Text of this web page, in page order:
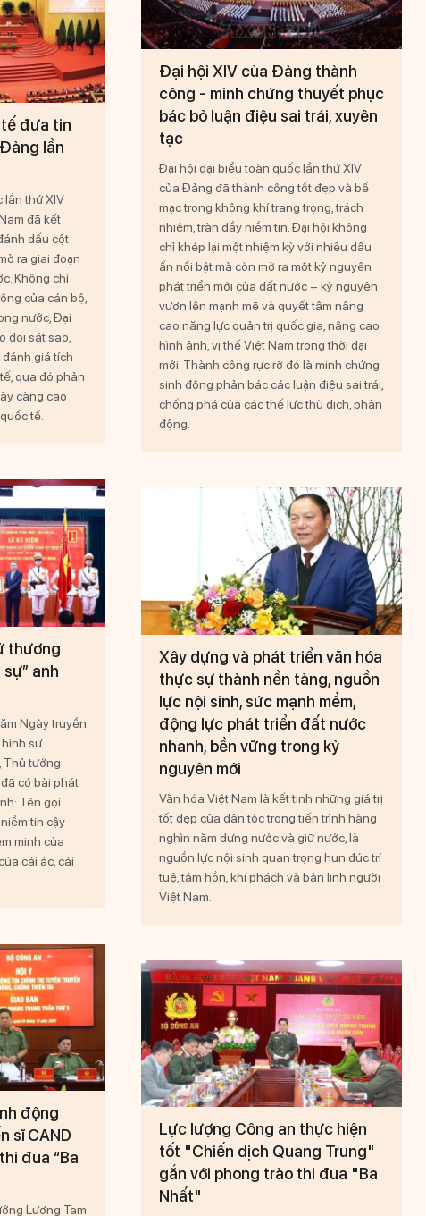
đưa tin
lần
lần thứ XIV
đã kết
dấu cột
ra giai đoạn
Không chỉ
của cán bộ,
nước, Đại
dõi sát sao,
giá tích
qua đó phản
càng cao
tế.
thương
anh
Ngày truyền
sự
tướng
có bài phát
Tên gọi
tin cậy
minh của
cái ác, cái
động
sĩ CAND
đua “Ba
Lương Tam
Đại hội XIV của Đảng thành
công - minh chứng thuyết phục
bác bỏ luận điệu sai trái, xuyên
tạc
Đại hội đại biểu toàn quốc lần thứ XIV
của Đảng đã thành công tốt đẹp và bế
mạc trong không khí trang trọng, trách
nhiệm, tràn đầy niềm tin. Đại hội không
chỉ khép lại một nhiệm kỳ với nhiều dấu
ấn nổi bật mà còn mở ra một kỷ nguyên
phát triển mới của đất nước – kỷ nguyên
vươn lên mạnh mẽ và quyết tâm nâng
cao năng lực quản trị quốc gia, nâng cao
hình ảnh, vị thế Việt Nam trong thời đại
mới. Thành công rực rỡ đó là minh chứng
sinh động phản bác các luận điệu sai trái,
chống phá của các thế lực thù địch, phản
động.
Xây dựng và phát triển văn hóa
thực sự thành nền tảng, nguồn
lực nội sinh, sức mạnh mềm,
động lực phát triển đất nước
nhanh, bền vững trong kỷ
nguyên mới
Văn hóa Việt Nam là kết tinh những giá trị
tốt đẹp của dân tộc trong tiến trình hàng
nghìn năm dựng nước và giữ nước, là
nguồn lực nội sinh quan trọng hun đúc trí
tuệ, tâm hồn, khí phách và bản lĩnh người
Việt Nam.
Lực lượng Công an thực hiện
tốt "Chiến dịch Quang Trung"
gắn với phong trào thi đua "Ba
Nhất"